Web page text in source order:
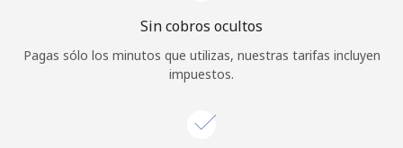
¿Olvidaste tu contraseña? →
Sin cobros ocultos
Pagas sólo los minutos que utilizas, nuestras tarifas incluyen
impuestos.